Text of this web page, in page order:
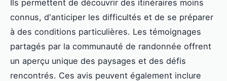
Ils permettent de découvrir des itinéraires moins
connus, d'anticiper les difficultés et de se préparer
à des conditions particulières. Les témoignages
partagés par la communauté de randonnée offrent
un aperçu unique des paysages et des défis
rencontrés. Ces avis peuvent également inclure